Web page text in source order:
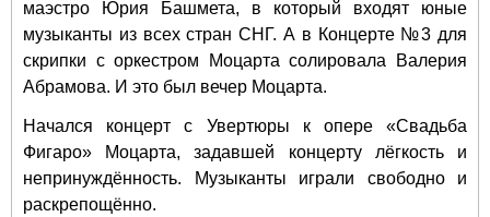
маэстро Юрия Башмета, в который входят юные
музыканты из всех стран СНГ. А в Концерте №3 для
скрипки с оркестром Моцарта солировала Валерия
Абрамова. И это был вечер Моцарта.
Начался концерт с Увертюры к опере «Свадьба
Фигаро» Моцарта, задавшей концерту лёгкость и
непринуждённость. Музыканты играли свободно и
раскрепощённо.